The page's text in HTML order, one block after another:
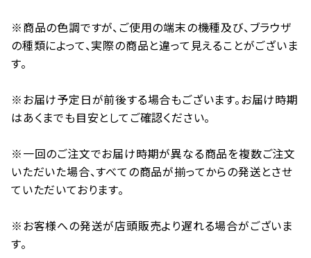
※商品の色調ですが、ご使用の端末の機種及び、ブラウザ
の種類によって、実際の商品と違って見えることがございま
す。
※お届け予定日が前後する場合もございます。お届け時期
はあくまでも目安としてご確認ください。
※一回のご注文でお届け時期が異なる商品を複数ご注文
いただいた場合、すべての商品が揃ってからの発送とさせ
ていただいております。
※お客様への発送が店頭販売より遅れる場合がございま
す。